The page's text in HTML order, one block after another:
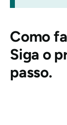
Como
Siga o
passo.